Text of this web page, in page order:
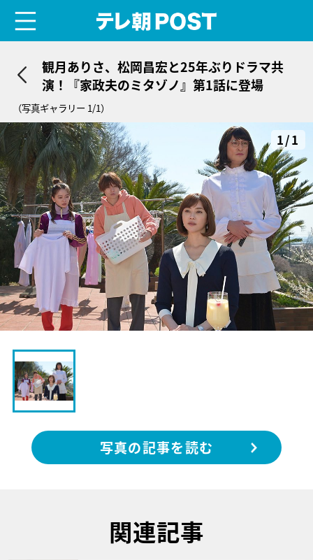
観月ありさ、松岡昌宏と25年ぶりドラマ共
演！『家政夫のミタゾノ』第1話に登場
（写真ギャラリー 1/1）
1/1
写真の記事を読む
関連記事